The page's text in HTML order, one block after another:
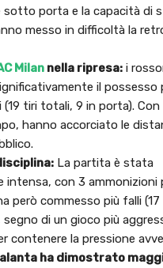
sotto porta e la capacità di
messo in difficoltà la
Milan nella ripresa: i
il possesso
(19 tiri totali, 9 in porta).
hanno accorciato le
La partita è stata
intensa, con 3 ammonizioni
però commesso più falli
segno di un gioco più
contenere la pressione
ha dimostrato